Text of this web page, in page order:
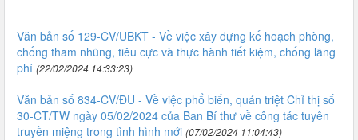
Văn bản số 129-CV/UBKT - Về việc xây dựng kế hoạch phòng,
chống tham nhũng, tiêu cực và thực hành tiết kiệm, chống lãng
phí (22/02/2024 14:33:23)
Văn bản số 834-CV/ĐU - Về việc phổ biến, quán triệt Chỉ thị số
30-CT/TW ngày 05/02/2024 của Ban Bí thư về công tác tuyên
truyền miệng trong tình hình mới (07/02/2024 11:04:43)